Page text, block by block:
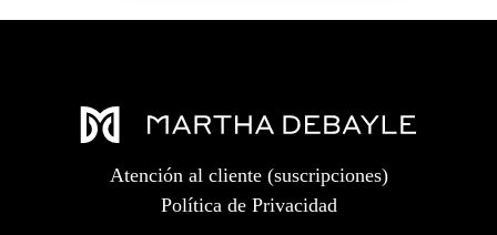
Atención al cliente (suscripciones)
Política de Privacidad